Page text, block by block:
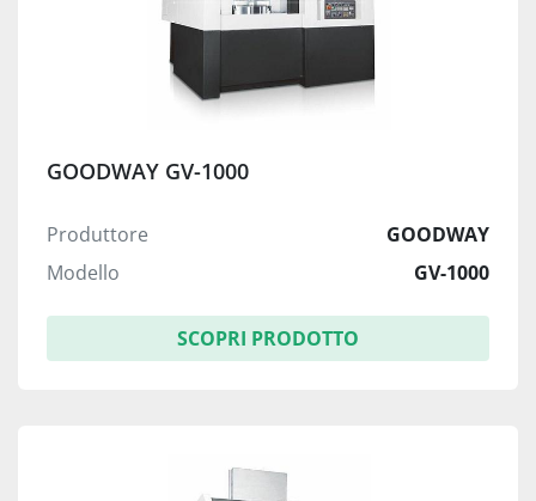
GOODWAY GV-1000
Produttore
GOODWAY
Modello
GV-1000
SCOPRI PRODOTTO